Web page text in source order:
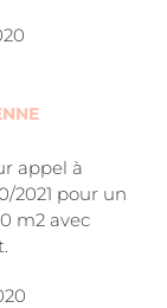
appel à
2021 pour un
m2 avec